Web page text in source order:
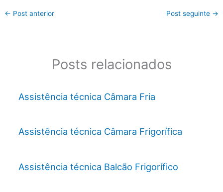
← Post anterior Post seguinte →
Posts relacionados
Assistência técnica Câmara Fria
Assistência técnica Câmara Frigorífica
Assistência técnica Balcão Frigorífico